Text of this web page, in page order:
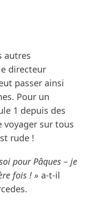
autres
directeur
passer ainsi
Pour un
1 depuis des
voyager sur tous
rude !
pour Pâques – je
fois ! » a-t-il